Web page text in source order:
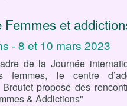
Femmes et
- 8 et 10 mars 2023
de la Journée
femmes, le centre
propose des
& Addictions"